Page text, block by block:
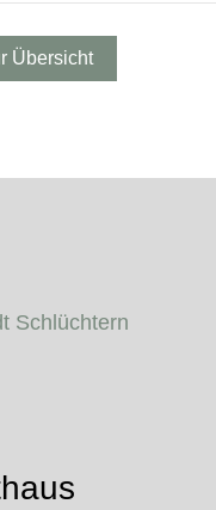
Übersicht